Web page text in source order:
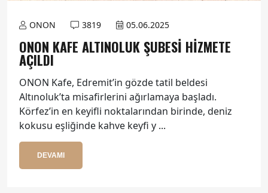
ONON 3819 05.06.2025
ONON KAFE ALTINOLUK ŞUBESI HIZMETE
AÇILDI
ONON Kafe, Edremit’in gözde tatil beldesi
Altınoluk’ta misafirlerini ağırlamaya başladı.
Körfez’in en keyifli noktalarından birinde, deniz
kokusu eşliğinde kahve keyfi y ...
DEVAMI